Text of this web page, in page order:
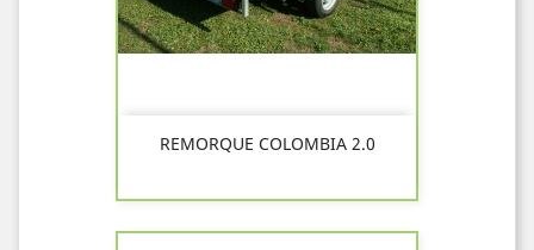
REMORQUE COLOMBIA 2.0